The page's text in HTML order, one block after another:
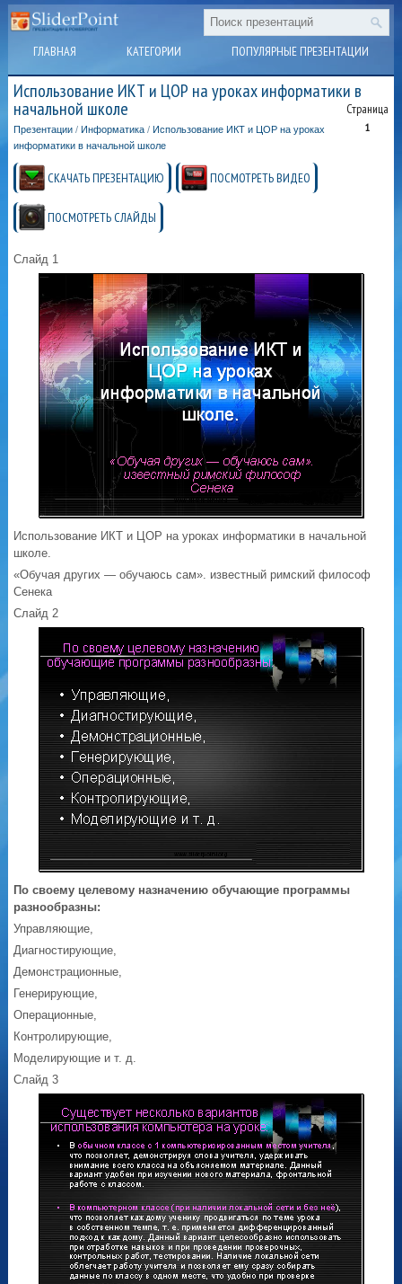
ГЛАВНАЯ КАТЕГОРИИ ПОПУЛЯРНЫЕ ПРЕЗЕНТАЦИИ
Использование ИКТ и ЦОР на уроках информатики в
начальной школе Страница
1
Презентации / Информатика / Использование ИКТ и ЦОР на уроках
информатики в начальной школе
СКАЧАТЬ ПРЕЗЕНТАЦИЮ ПОСМОТРЕТЬ ВИДЕО
ПОСМОТРЕТЬ СЛАЙДЫ
Слайд 1
Использование ИКТ и ЦОР на уроках информатики в начальной
школе.
«Обучая других — обучаюсь сам». известный римский философ
Сенека
Слайд 2
По своему целевому назначению обучающие программы
разнообразны:
Управляющие,
Диагностирующие,
Демонстрационные,
Генерирующие,
Операционные,
Контролирующие,
Моделирующие и т. д.
Слайд 3